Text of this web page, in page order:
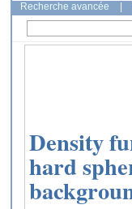
Recherche avancée
Density
hard